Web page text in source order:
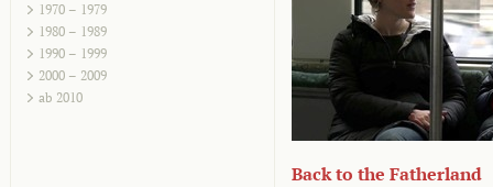
1970 – 1979
1980 – 1989
1990 – 1999
2000 – 2009
ab 2010
Back to the Fatherland